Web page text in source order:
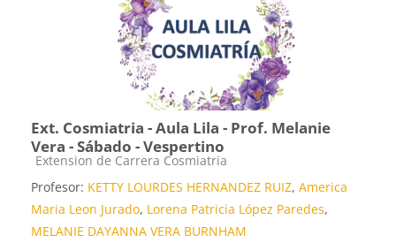
Ext. Cosmiatria - Aula Lila - Prof. Melanie
Vera - Sábado - Vespertino
Categoría de cursos
Extension de Carrera Cosmiatria
Profesor: KETTY LOURDES HERNANDEZ RUIZ, America
Maria Leon Jurado, Lorena Patricia López Paredes,
MELANIE DAYANNA VERA BURNHAM